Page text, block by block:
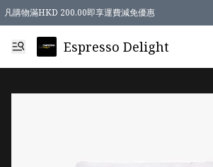
凡購物滿HKD 200.00即享運費減免優惠
Espresso Delight